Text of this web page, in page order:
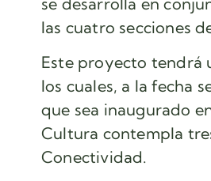
las cuatro secciones
Este proyecto tendrá
los cuales, a la fecha
que sea inaugurado
Cultura contempla
Conectividad.